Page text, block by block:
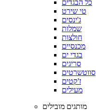
כל הבגדים
טי שירט
ג'ינסים
שמלות
חולצות
מכנסיים
בגדי ים
סריגים
סווטשרטים
ז'קטים
מעילים
מותגים מובילים